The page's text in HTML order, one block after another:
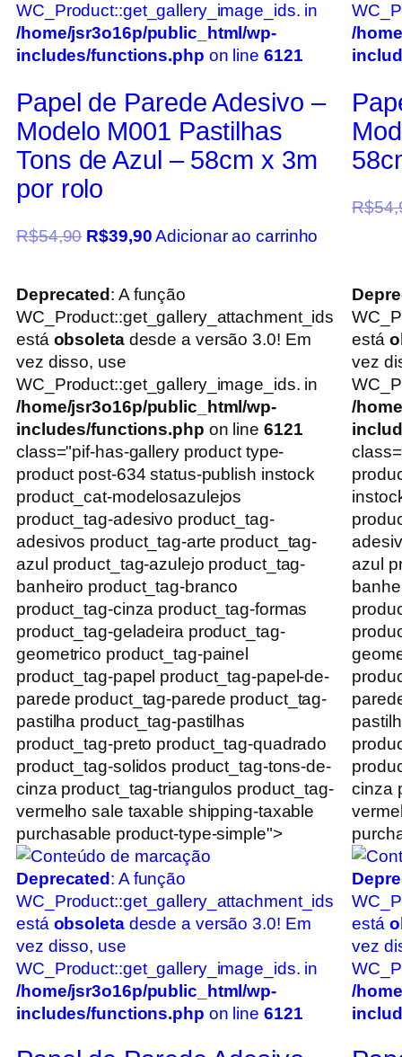
WC_Product::get_gallery_image_ids. in
/home/jsr3o16p/public_html/wp-
includes/functions.php on line 6121
Papel de Parede Adesivo –
Modelo M001 Pastilhas
Tons de Azul – 58cm x 3m
por rolo
R$54,90 R$39,90 Adicionar ao carrinho
/
R$
Deprecated: A função
WC_Product::get_gallery_attachment_ids
está obsoletadesde a versão 3.0! Em
vez disso, use
WC_Product::get_gallery_image_ids. in
/home/jsr3o16p/public_html/wp-
includes/functions.php on line 6121
class="pif-has-gallery product type-
product post-634 status-publish instock
product_cat-modelosazulejos
product_tag-adesivo product_tag-
adesivos product_tag-arte product_tag-
azul product_tag-azulejo product_tag-
banheiro product_tag-branco
product_tag-cinza product_tag-formas
product_tag-geladeira product_tag-
geometrico product_tag-painel
product_tag-papel product_tag-papel-de-
parede product_tag-parede product_tag-
pastilha product_tag-pastilhas
product_tag-preto product_tag-quadrado
product_tag-solidos product_tag-tons-de-
cinza product_tag-triangulos product_tag-
vermelho sale taxable shipping-taxable
purchasable product-type-simple">
Deprecated: A função
WC_Product::get_gallery_attachment_ids
está obsoletadesde a versão 3.0! Em
vez disso, use
WC_Product::get_gallery_image_ids. in
/home/jsr3o16p/public_html/wp-
includes/functions.php on line 6121
está
vez
/
azul
cinza
está
vez
/